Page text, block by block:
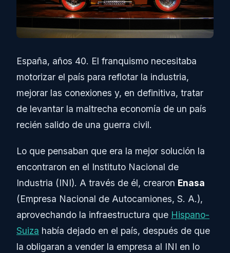
España, años 40. El franquismo necesitaba
motorizar el país para reflotar la industria,
mejorar las conexiones y, en definitiva, tratar
de levantar la maltrecha economía de un país
recién salido de una guerra civil.
Lo que pensaban que era la mejor solución la
encontraron en el Instituto Nacional de
Industria (INI). A través de él, crearon Enasa
(Empresa Nacional de Autocamiones, S. A.),
aprovechando la infraestructura que Hispano-
Suiza había dejado en el país, después de que
la obligaran a vender la empresa al INI en lo